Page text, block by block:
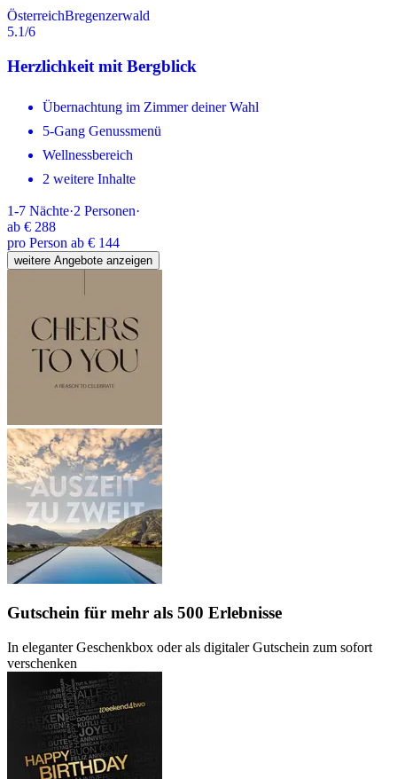
ÖsterreichBregenzerwald
5.1/6
Herzlichkeit mit Bergblick
Übernachtung im Zimmer deiner Wahl
5-Gang Genussmenü
Wellnessbereich
2 weitere Inhalte
1-7 Nächte·2 Personen·
ab € 288
pro Person ab € 144
weitere Angebote anzeigen
Gutschein für mehr als 500 Erlebnisse
In eleganter Geschenkbox oder als digitaler Gutschein zum sofort
verschenken